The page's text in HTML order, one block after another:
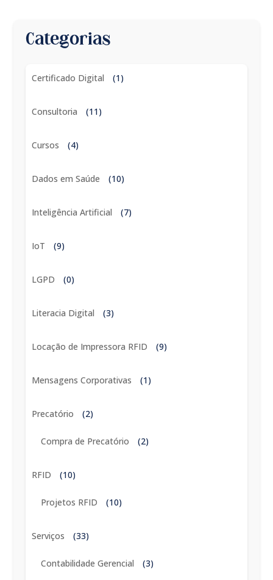
Categorias
Certificado Digital (1)
Consultoria (11)
Cursos (4)
Dados em Saúde (10)
Inteligência Artificial (7)
IoT (9)
LGPD (0)
Literacia Digital (3)
Locação de Impressora RFID (9)
Mensagens Corporativas (1)
Precatório (2)
Compra de Precatório (2)
RFID (10)
Projetos RFID (10)
Serviços (33)
Contabilidade Gerencial (3)